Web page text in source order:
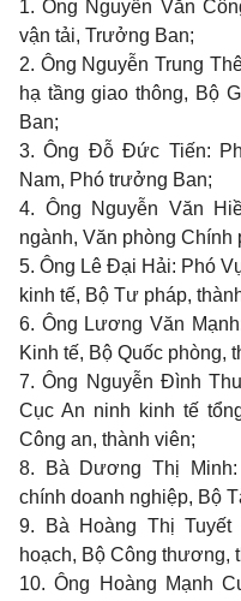
1. Ông Nguyễn Văn
vận tải, Trưởng Ban;
2. Ông Nguyễn Trung
hạ tầng giao thông, Bộ
Ban;
3. Ông Đỗ Đức Tiến:
Nam, Phó trưởng Ban;
4. Ông Nguyễn Văn
ngành, Văn phòng Chính
5. Ông Lê Đại Hải: Phó
kinh tế, Bộ Tư pháp,
6. Ông Lương Văn
Kinh tế, Bộ Quốc phòng,
7. Ông Nguyễn Đình
Cục An ninh kinh tế
Công an, thành viên;
8. Bà Dương Thị
chính doanh nghiệp, Bộ
9. Bà Hoàng Thị
hoạch, Bộ Công thương,
10. Ông Hoàng Mạnh